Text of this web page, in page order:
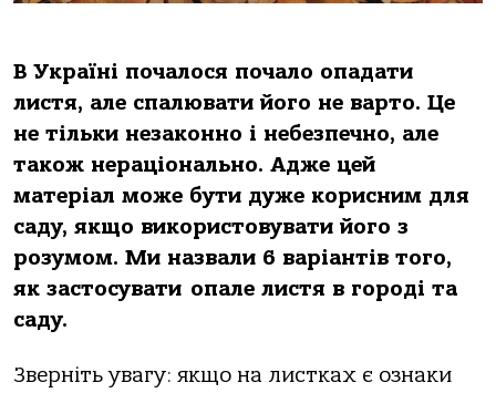
В Україні почалося почало опадати
листя, але спалювати його не варто. Це
не тільки незаконно і небезпечно, але
також нераціонально. Адже цей
матеріал може бути дуже корисним для
саду, якщо використовувати його з
розумом. Ми назвали 6 варіантів того,
як застосувати опале листя в городі та
саду.
Зверніть увагу: якщо на листках є ознаки